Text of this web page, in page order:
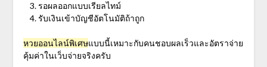
รอผลออกแบบเรียลไทม์
รับเงินเข้าบัญชีอัตโนมัติถ้าถูก
หวยออนไลน์พิเศษแบบนี้เหมาะกับคนชอบผลเร็วและอัตราจ่าย
คุ้มค่าในเว็บจ่ายจริงครับ